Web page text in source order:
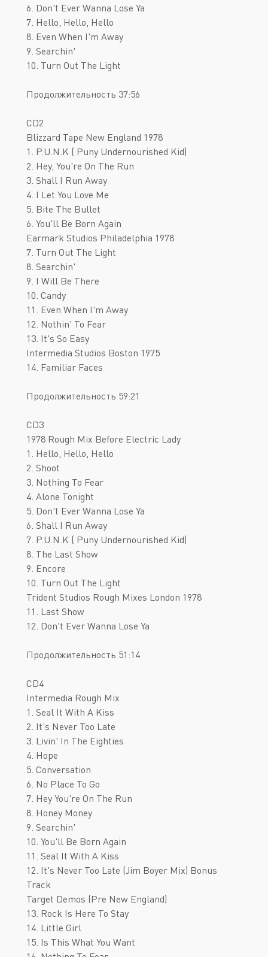
6. Don't Ever Wanna Lose Ya
7. Hello, Hello, Hello
8. Even When I'm Away
9. Searchin'
10. Turn Out The Light
Продолжительность 37:56
CD2
Blizzard Tape New England 1978
1. P.U.N.K ( Puny Undernourished Kid)
2. Hey, You're On The Run
3. Shall I Run Away
4. I Let You Love Me
5. Bite The Bullet
6. You'll Be Born Again
Earmark Studios Philadelphia 1978
7. Turn Out The Light
8. Searchin'
9. I Will Be There
10. Candy
11. Even When I'm Away
12. Nothin' To Fear
13. It's So Easy
Intermedia Studios Boston 1975
14. Familiar Faces
Продолжительность 59:21
CD3
1978 Rough Mix Before Electric Lady
1. Hello, Hello, Hello
2. Shoot
3. Nothing To Fear
4. Alone Tonight
5. Don't Ever Wanna Lose Ya
6. Shall I Run Away
7. P.U.N.K ( Puny Undernourished Kid)
8. The Last Show
9. Encore
10. Turn Out The Light
Trident Studios Rough Mixes London 1978
11. Last Show
12. Don't Ever Wanna Lose Ya
Продолжительность 51:14
CD4
Intermedia Rough Mix
1. Seal It With A Kiss
2. It's Never Too Late
3. Livin' In The Eighties
4. Hope
5. Conversation
6. No Place To Go
7. Hey You're On The Run
8. Honey Money
9. Searchin'
10. You'll Be Born Again
11. Seal It With A Kiss
12. It's Never Too Late (Jim Boyer Mix) Bonus
Track
Target Demos (Pre New England)
13. Rock Is Here To Stay
14. Little Girl
15. Is This What You Want